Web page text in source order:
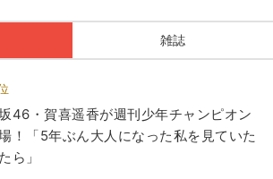
雑誌
46・賀喜遥香が週刊少年チャンピオン
！「5年ぶん大人になった私を見ていた
ら」